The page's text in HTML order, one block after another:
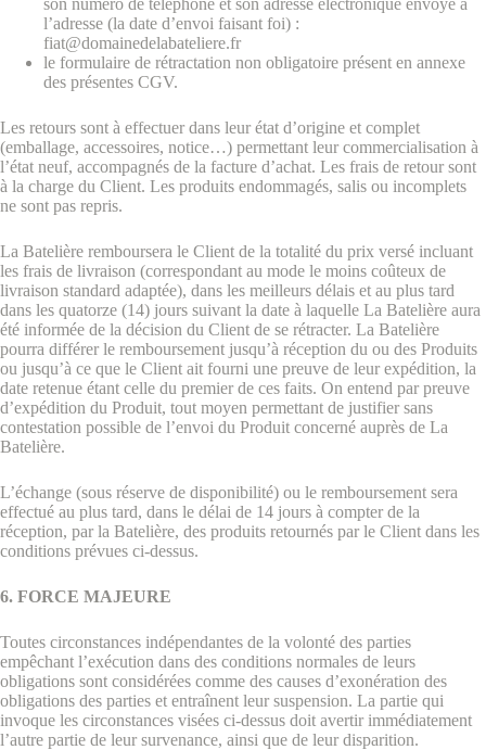
son numéro de téléphone et son adresse électronique envoyé à
l’adresse (la date d’envoi faisant foi) :
fiat@domainedelabateliere.fr
le formulaire de rétractation non obligatoire présent en annexe
des présentes CGV.
Les retours sont à effectuer dans leur état d’origine et complet
(emballage, accessoires, notice…) permettant leur commercialisation à
l’état neuf, accompagnés de la facture d’achat. Les frais de retour sont
à la charge du Client. Les produits endommagés, salis ou incomplets
ne sont pas repris.
La Batelière remboursera le Client de la totalité du prix versé incluant
les frais de livraison (correspondant au mode le moins coûteux de
livraison standard adaptée), dans les meilleurs délais et au plus tard
dans les quatorze (14) jours suivant la date à laquelle La Batelière aura
été informée de la décision du Client de se rétracter. La Batelière
pourra différer le remboursement jusqu’à réception du ou des Produits
ou jusqu’à ce que le Client ait fourni une preuve de leur expédition, la
date retenue étant celle du premier de ces faits. On entend par preuve
d’expédition du Produit, tout moyen permettant de justifier sans
contestation possible de l’envoi du Produit concerné auprès de La
Batelière.
L’échange (sous réserve de disponibilité) ou le remboursement sera
effectué au plus tard, dans le délai de 14 jours à compter de la
réception, par la Batelière, des produits retournés par le Client dans les
conditions prévues ci-dessus.
6. FORCE MAJEURE
Toutes circonstances indépendantes de la volonté des parties
empêchant l’exécution dans des conditions normales de leurs
obligations sont considérées comme des causes d’exonération des
obligations des parties et entraînent leur suspension. La partie qui
invoque les circonstances visées ci-dessus doit avertir immédiatement
l’autre partie de leur survenance, ainsi que de leur disparition.